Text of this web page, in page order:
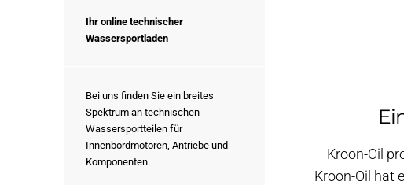
Kroon-Oil
Kroon-Oil hat
Ihr online technischer
Wassersportladen
Bei uns finden Sie ein breites
Spektrum an technischen
Wassersportteilen für
Innenbordmotoren, Antriebe und
Komponenten.